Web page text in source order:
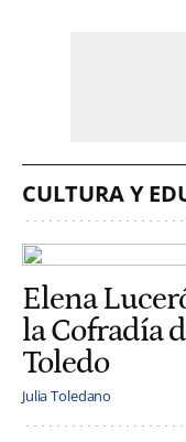
CULTURA Y
Elena
la Cofradía
Toledo
Julia Toledano